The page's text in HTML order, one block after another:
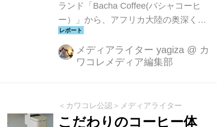
ランド「Bacha Coffee(バシャコーヒ
ー）」から、アフリカ大陸の奥深くを
感じさせる2つの新商品「キングオブ
アフリカコーヒー」と「モロカンサハ
ラコーヒー」が発売されました。バシ
ヒーを提供しており、今回の新作もア
フリカの壮大な自然や豊かな風味を体
メディアライター yagiza @ カ
ワコレメディア編集部
＜カワコレ公認＞メディアライター
こだわりのコーヒー体